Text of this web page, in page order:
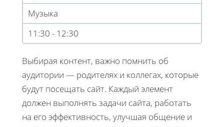
Музыка
11:30 - 12:30
Выбирая контент, важно помнить об
аудитории — родителях и коллегах, которые
будут посещать сайт. Каждый элемент
должен выполнять задачи сайта, работать
на его эффективность, улучшая общение и